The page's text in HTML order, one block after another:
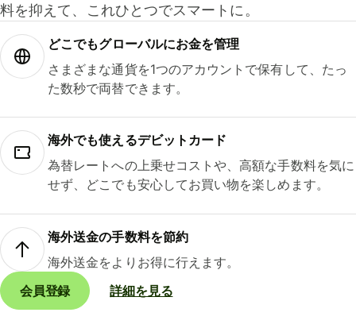
料を抑えて、これひとつでスマートに。
どこでもグ⁠ロ⁠ー⁠バ⁠ルにお金を管理
さまざまな通貨を1つのアカウントで保有して、たっ
た数秒で両替できます。
海外でも使えるデビットカード
為替レートへの上乗せコストや、高額な手数料を気に
せず、どこでも安心してお買い物を楽しめます。
海外送金の手数料を節約
海外送金をよりお得に行えます。
会員登録
詳細を見る